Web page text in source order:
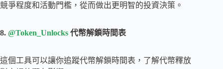
競爭程度和活動門檻，從而做出更明智的投資決策。
8. @Token_Unlocks 代幣解鎖時間表
這個工具可以讓你追蹤代幣解鎖時間表，了解代幣釋放